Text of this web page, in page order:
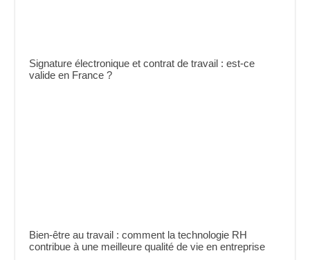
Signature électronique et contrat de travail : est-ce
valide en France ?
Bien-être au travail : comment la technologie RH
contribue à une meilleure qualité de vie en entreprise